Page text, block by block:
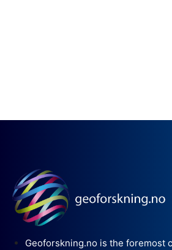
Geoforskning.no is the foremost